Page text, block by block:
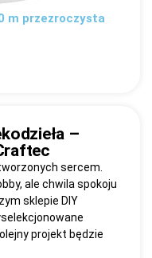
m przezroczysta
–
sercem.
ale chwila spokoju
sklepie DIY
projekt będzie